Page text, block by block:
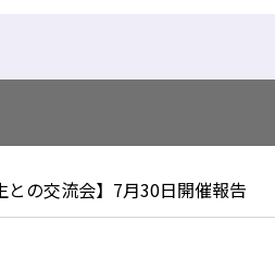
との交流会】7月30日開催報告